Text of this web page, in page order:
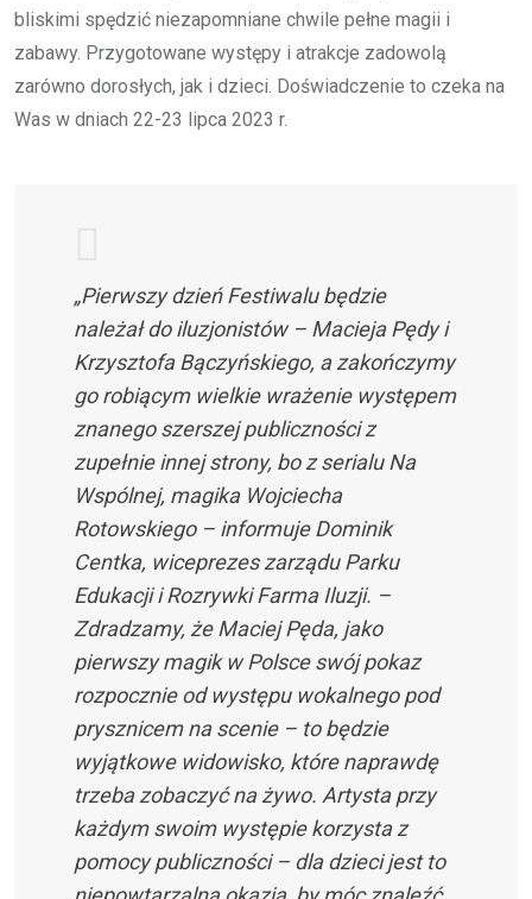
bliskimi spędzić niezapomniane chwile pełne magii i
zabawy. Przygotowane występy i atrakcje zadowolą
zarówno dorosłych, jak i dzieci. Doświadczenie to czeka na
Was w dniach 22-23 lipca 2023 r.
„Pierwszy dzień Festiwalu będzie
należał do iluzjonistów – Macieja Pędy i
Krzysztofa Bączyńskiego, a zakończymy
go robiącym wielkie wrażenie występem
znanego szerszej publiczności z
zupełnie innej strony, bo z serialu Na
Wspólnej, magika Wojciecha
Rotowskiego – informuje Dominik
Centka, wiceprezes zarządu Parku
Edukacji i Rozrywki Farma Iluzji. –
Zdradzamy, że Maciej Pęda, jako
pierwszy magik w Polsce swój pokaz
rozpocznie od występu wokalnego pod
prysznicem na scenie – to będzie
wyjątkowe widowisko, które naprawdę
trzeba zobaczyć na żywo. Artysta przy
każdym swoim występie korzysta z
pomocy publiczności – dla dzieci jest to